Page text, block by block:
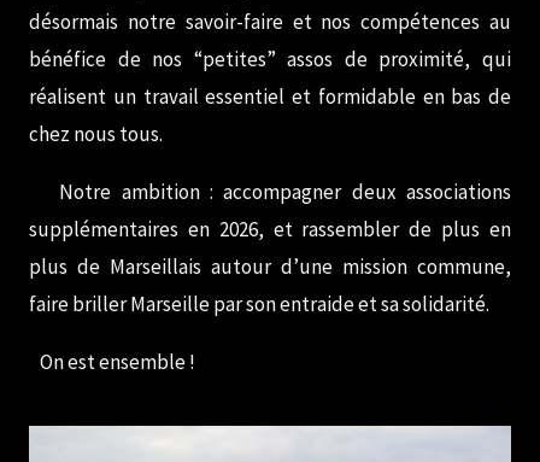
désormais notre savoir-faire et nos compétences au
bénéfice de nos “petites” assos de proximité, qui
réalisent un travail essentiel et formidable en bas de
chez nous tous.
Notre ambition : accompagner deux associations
supplémentaires en 2026, et rassembler de plus en
plus de Marseillais autour d’une mission commune,
faire briller Marseille par son entraide et sa solidarité.
On est ensemble !